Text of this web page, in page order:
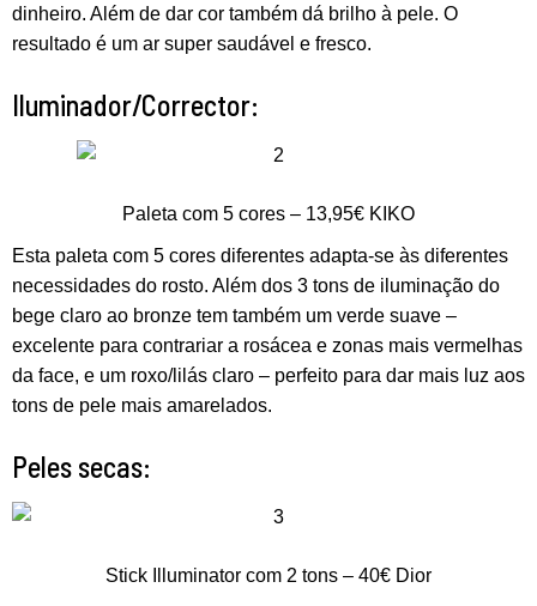
dinheiro. Além de dar cor também dá brilho à pele. O
resultado é um ar super saudável e fresco.
Iluminador/Corrector:
Paleta com 5 cores – 13,95€ KIKO
Esta paleta com 5 cores diferentes adapta-se às diferentes
necessidades do rosto. Além dos 3 tons de iluminação do
bege claro ao bronze tem também um verde suave –
excelente para contrariar a rosácea e zonas mais vermelhas
da face, e um roxo/lilás claro – perfeito para dar mais luz aos
tons de pele mais amarelados.
Peles secas:
Stick Illuminator com 2 tons – 40€ Dior